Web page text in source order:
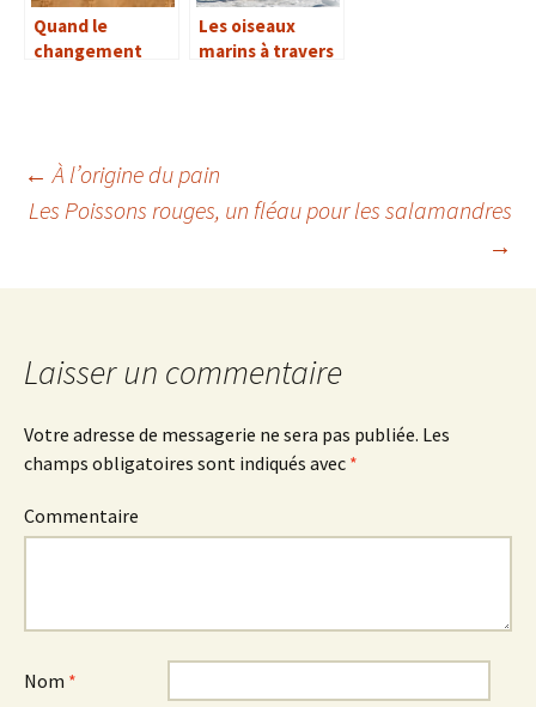
Quand le
changement
Les oiseaux
marins à travers
Navigation
des
articles
← À l’origine du pain
Les Poissons rouges, un fléau pour les salamandres
→
Laisser un commentaire
Votre adresse de messagerie ne sera pas publiée. Les
champs obligatoires sont indiqués avec *
Commentaire
Nom *